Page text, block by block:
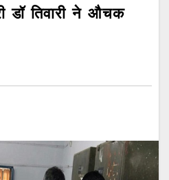
डॉ तिवारी ने औचक